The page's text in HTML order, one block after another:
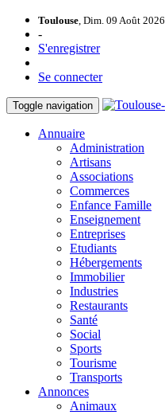
Toulouse, Dim. 09 Août 2026
-
S'enregistrer
Se connecter
Toggle navigation
Annuaire
Administration
Artisans
Associations
Commerces
Enfance Famille
Enseignement
Entreprises
Etudiants
Hébergements
Immobilier
Industries
Restaurants
Santé
Social
Sports
Tourisme
Transports
Annonces
Animaux